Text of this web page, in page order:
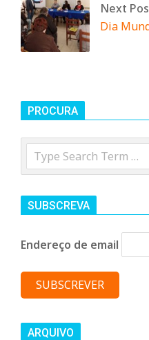
Next
Dia
PROCURA
Search
SUBSCREVA
Endereço de email
ARQUIVO